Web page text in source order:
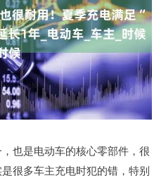
也是电动车的核心零部件，很
很多车主充电时犯的错，特别